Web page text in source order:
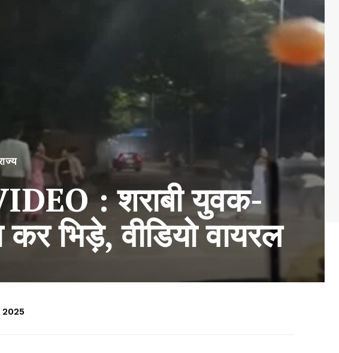
: शराबी युवक-
भिड़े, वीडियो वायरल